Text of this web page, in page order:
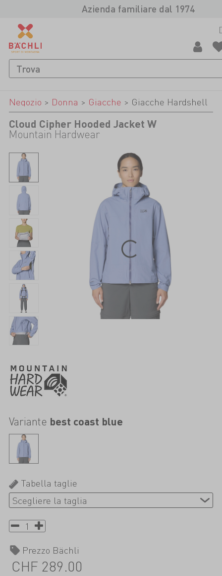
Azienda familiare dal 1974
Negozio > Donna > Giacche > Giacche Hardshell
Cloud Cipher Hooded Jacket W
Mountain Hardwear
Variante best coast blue
Tabella taglie
Prezzo Bächli
CHF 289.00